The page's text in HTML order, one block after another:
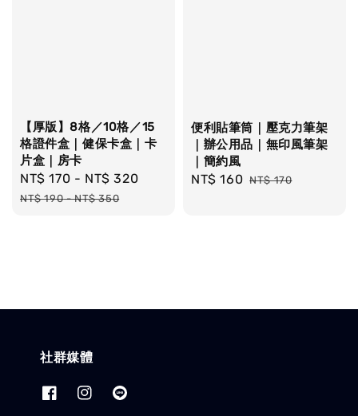
【厚版】8格／10格／15
格證件盒｜健保卡盒｜卡
片盒｜房卡
Sale
price
NT$ 170 - NT$ 320
Regular
NT$ 190-NT$ 350
便利貼筆筒｜壓克力筆架
｜辦公用品｜無印風筆架
｜簡約風
Sale
NT$ 160 Regular
NT$ 170
社群媒體